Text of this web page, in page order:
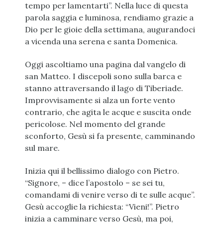
tempo per lamentarti”. Nella luce di questa
parola saggia e luminosa, rendiamo grazie a
Dio per le gioie della settimana, augurandoci
a vicenda una serena e santa Domenica.
Oggi ascoltiamo una pagina dal vangelo di
san Matteo. I discepoli sono sulla barca e
stanno attraversando il lago di Tiberiade.
Improvvisamente si alza un forte vento
contrario, che agita le acque e suscita onde
pericolose. Nel momento del grande
sconforto, Gesù si fa presente, camminando
sul mare.
Inizia qui il bellissimo dialogo con Pietro.
“Signore, – dice l’apostolo – se sei tu,
comandami di venire verso di te sulle acque”.
Gesù accoglie la richiesta: “Vieni!”. Pietro
inizia a camminare verso Gesù, ma poi,